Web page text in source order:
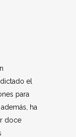
el
para
ha
doce